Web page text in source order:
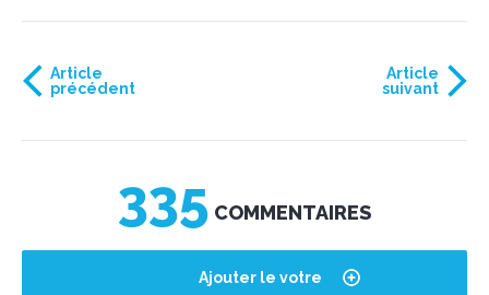
Article
précédent
Article
suivant
Ajouter le votre
335 COMMENTAIRES